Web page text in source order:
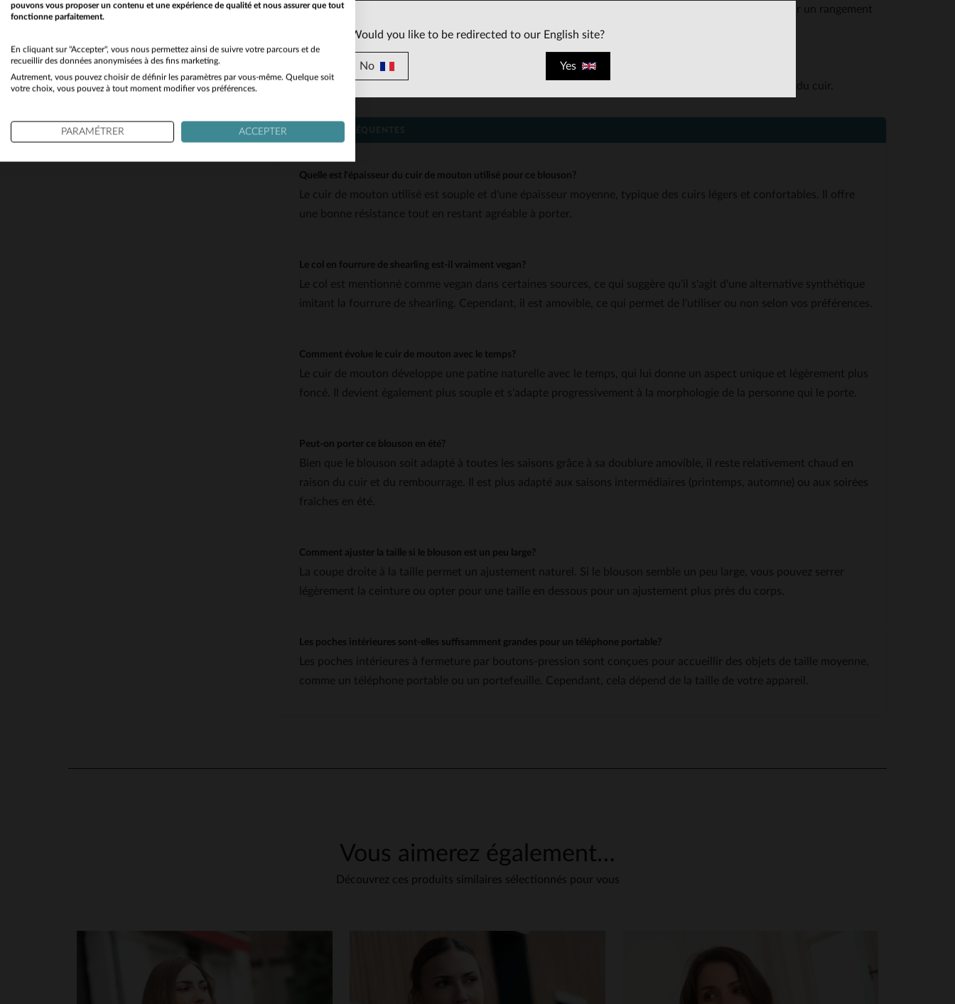
Poches fonctionnelles: deux poches latérales zippées et deux poches intérieures à pression pour un rangement
sécurisé.
Doublure isolante: en nylon et ouate polyester pour un confort optimal, même par temps frais.
Entretien spécialisé: conçu pour durer, ce blouson nécessite un nettoyage par un professionnel du cuir.
QUESTIONS FRÉQUENTES
Quelle est l'épaisseur du cuir de mouton utilisé pour ce blouson?
Le cuir de mouton utilisé est souple et d'une épaisseur moyenne, typique des cuirs légers et confortables. Il offre
une bonne résistance tout en restant agréable à porter.
Le col en fourrure de shearling est-il vraiment vegan?
Le col est mentionné comme vegan dans certaines sources, ce qui suggère qu'il s'agit d'une alternative synthétique
imitant la fourrure de shearling. Cependant, il est amovible, ce qui permet de l'utiliser ou non selon vos préférences.
Comment évolue le cuir de mouton avec le temps?
Le cuir de mouton développe une patine naturelle avec le temps, qui lui donne un aspect unique et légèrement plus
foncé. Il devient également plus souple et s'adapte progressivement à la morphologie de la personne qui le porte.
Peut-on porter ce blouson en été?
Bien que le blouson soit adapté à toutes les saisons grâce à sa doublure amovible, il reste relativement chaud en
raison du cuir et du rembourrage. Il est plus adapté aux saisons intermédiaires (printemps, automne) ou aux soirées
fraîches en été.
Comment ajuster la taille si le blouson est un peu large?
La coupe droite à la taille permet un ajustement naturel. Si le blouson semble un peu large, vous pouvez serrer
légèrement la ceinture ou opter pour une taille en dessous pour un ajustement plus près du corps.
Les poches intérieures sont-elles suffisamment grandes pour un téléphone portable?
Les poches intérieures à fermeture par boutons-pression sont conçues pour accueillir des objets de taille moyenne,
comme un téléphone portable ou un portefeuille. Cependant, cela dépend de la taille de votre appareil.
Vous aimerez également…
Découvrez ces produits similaires sélectionnés pour vous
Would you like to be redirected to our English site?
No Yes
pouvons vous proposer un contenu et une expérience de qualité et nous assurer que tout
fonctionne parfaitement.
En cliquant sur "Accepter", vous nous permettez ainsi de suivre votre parcours et de
recueillir des données anonymisées à des fins marketing.
Autrement, vous pouvez choisir de définir les paramètres par vous-même. Quelque soit
votre choix, vous pouvez à tout moment modifier vos préférences.
PARAMÉTRER ACCEPTER